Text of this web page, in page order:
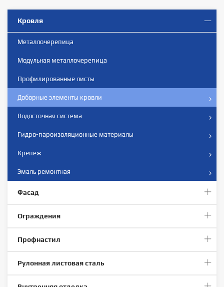
Кровля
Металлочерепица
Модульная металлочерепица
Профилированные листы
Доборные элементы кровли
Водосточная система
Гидро-пароизоляционные материалы
Крепеж
Эмаль ремонтная
Фасад
Ограждения
Профнастил
Рулонная листовая сталь